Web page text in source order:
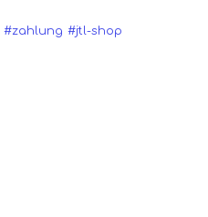
#zahlung #jtl-shop